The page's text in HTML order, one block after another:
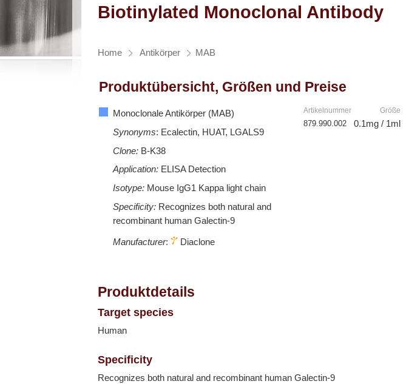
Biotinylated Monoclonal Antibody
Home Antikörper MAB
Produktübersicht, Größen und Preise
Monoclonale Antikörper (MAB)
Synonyms: Ecalectin, HUAT, LGALS9
Clone: B-K38
Application: ELISA Detection
Isotype: Mouse IgG1 Kappa light chain
Specificity: Recognizes both natural and
recombinant human Galectin-9
Manufacturer: Diaclone
Artikelnummer Größe
879.990.002 0.1mg / 1ml
Produktdetails
Target species
Human
Specificity
Recognizes both natural and recombinant human Galectin-9